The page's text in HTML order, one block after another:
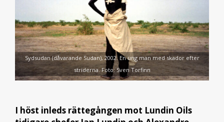
Sydsudan (dåvarande Sudan), 2002. En ung man med skador efter
striderna. Foto: Sven Torfinn
I höst inleds rättegången mot Lundin Oils